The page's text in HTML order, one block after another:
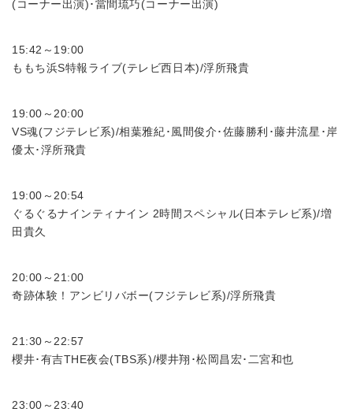
(コーナー出演)･當間琉巧(コーナー出演)
15:42～19:00
ももち浜S特報ライブ(テレビ西日本)/浮所飛貴
19:00～20:00
VS魂(フジテレビ系)/相葉雅紀･風間俊介･佐藤勝利･藤井流星･岸
優太･浮所飛貴
19:00～20:54
ぐるぐるナインティナイン 2時間スペシャル(日本テレビ系)/増
田貴久
20:00～21:00
奇跡体験！アンビリバボー(フジテレビ系)/浮所飛貴
21:30～22:57
櫻井･有吉THE夜会(TBS系)/櫻井翔･松岡昌宏･二宮和也
23:00～23:40